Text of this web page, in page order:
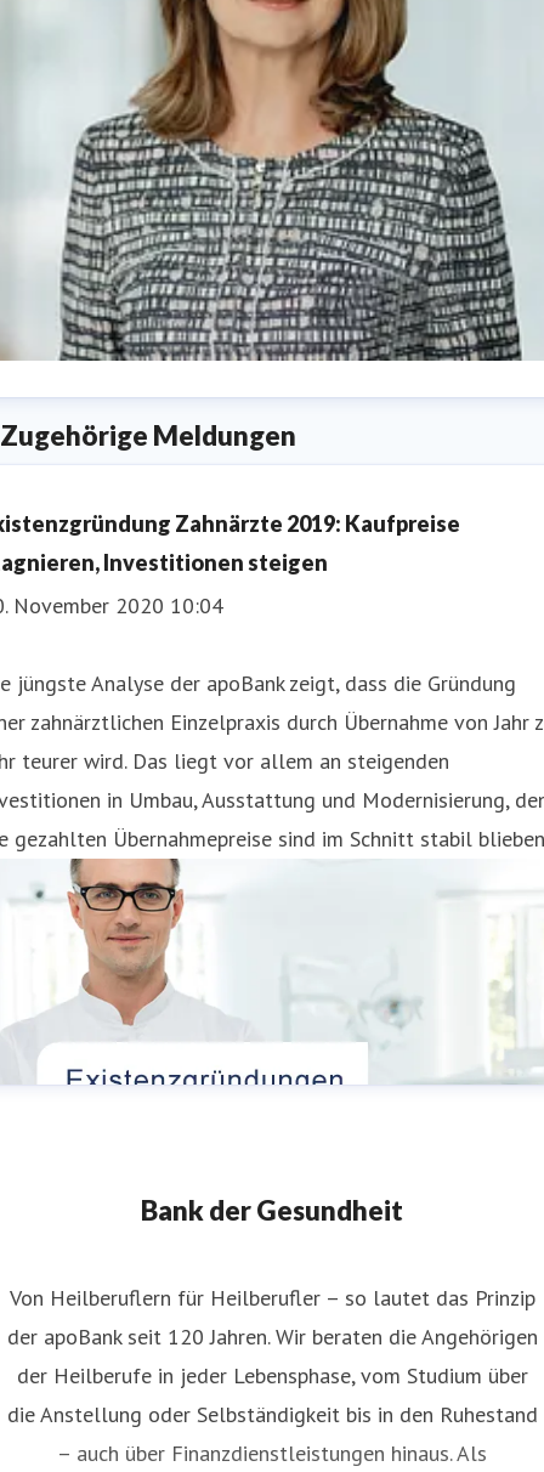
Widera
Pressesprecherin anita.widera@apobank.de
Zugehörige Meldungen
Zahnärzte 2019: Kaufpreise
Investitionen steigen
November 2020 10:04
jüngste Analyse der apoBank zeigt, dass die Gründung
zahnärztlichen Einzelpraxis durch Übernahme von Jahr
teurer wird. Das liegt vor allem an steigenden
in Umbau, Ausstattung und Modernisierung,
gezahlten Übernahmepreise sind im Schnitt stabil
Bank der Gesundheit
Von Heilberuflern für Heilberufler – so lautet das Prinzip
der apoBank seit 120 Jahren. Wir beraten die Angehörigen
der Heilberufe in jeder Lebensphase, vom Studium über
die Anstellung oder Selbständigkeit bis in den Ruhestand
– auch über Finanzdienstleistungen hinaus. Als